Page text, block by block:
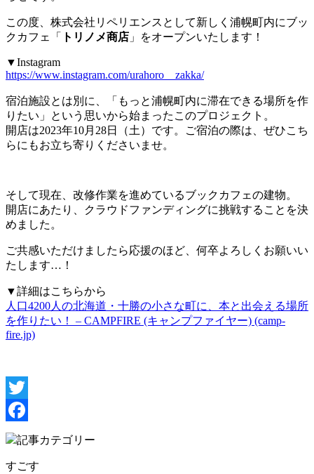
この度、株式会社リペリエンスとして新しく浦幌町内にブッ
クカフェ「
トリノメ商店 」をオープンいたします！
▼Instagram
https://www.instagram.com/urahoro__zakka/
宿泊施設とは別に、「もっと浦幌町内に滞在できる場所を作
りたい」という思いから始まったこのプロジェクト。
開店は2023年10月28日（土）です。ご宿泊の際は、ぜひこち
らにもお立ち寄りくださいませ。
そして現在、改修作業を進めているブックカフェの建物。
開店にあたり、クラウドファンディングに挑戦することを決
めました。
ご共感いただけましたら応援のほど、何卒よろしくお願いい
たします…！
▼詳細はこちらから
人口4200人の北海道・十勝の小さな町に、本と出会える場所
を作りたい！ – CAMPFIRE (キャンプファイヤー) (camp-
fire.jp)
Twitter
Facebook
記事カテゴリー
すごす